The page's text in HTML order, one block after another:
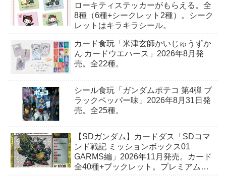
ローキティステッカーがもらえる。全
8種（6種+シークレット2種）。シーク
レットはキラキラシール。
カード食玩「米津玄師かいじゅうずか
ん カードウエハース」2026年8月発
売。全22種。
シール食玩「ガンダムポテコ 第4弾 ブ
ラックペッパー味」2026年8月31日発
売。全25種。
【SDガンダム】カードダス「SDコマ
ンド戦記 ミッションボックス01
GARMS編」2026年11月発売。カード
全40種+ブックレット。プレミアムバ